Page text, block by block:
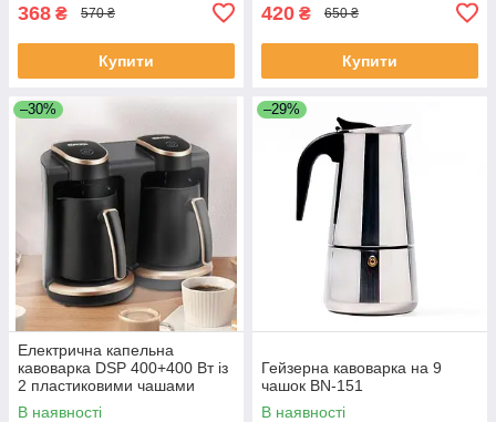
368 ₴ 570 ₴
Купити
420 ₴ 650 ₴
Купити
–30%
Електрична капельна
кавоварка DSP 400+400 Вт із
2 пластиковими чашами
0,25+0,25л KA-3049
В наявності
–29%
Гейзерна кавоварка на 9
чашок BN-151
В наявності